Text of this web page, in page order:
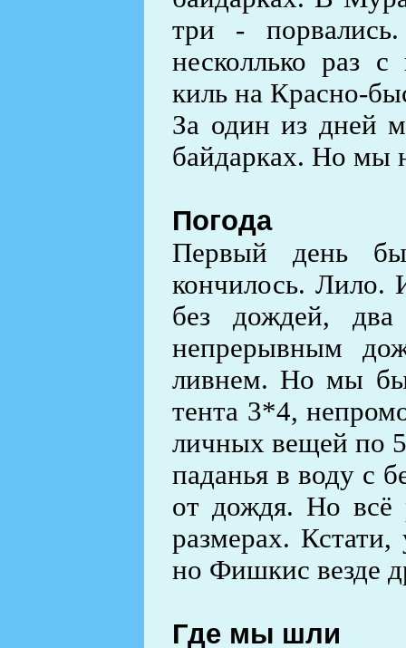
три -
несколлько раз
киль на Красно-
За один из дней
байдарках. Но мы
Погода
Первый день
кончилось. Лило.
без дождей,
непрерывным
ливнем. Но мы
тента 3*4,
личных вещей по
паданья в воду с
от дождя. Но всё
размерах.
но Фишкис везде
Где мы шли